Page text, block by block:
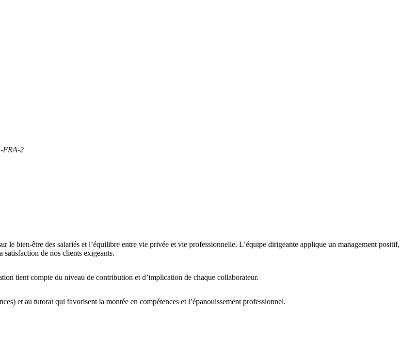
FRA-2
le bien-être des salariés et l’équilibre entre vie privée et vie professionnelle. L’équipe dirigeante applique un management positif,
satisfaction de nos clients exigeants.
tient compte du niveau de contribution et d’implication de chaque collaborateur.
et au tutorat qui favorisent la montée en compétences et l’épanouissement professionnel.